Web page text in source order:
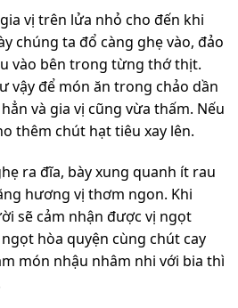
vị trên lửa nhỏ cho đến khi
chúng ta đổ càng ghẹ vào, đảo
vào bên trong từng thớ thịt.
vậy để món ăn trong chảo dần
và gia vị cũng vừa thấm. Nếu
thêm chút hạt tiêu xay lên.
ra đĩa, bày xung quanh ít rau
hương vị thơm ngon. Khi
sẽ cảm nhận được vị ngọt
hòa quyện cùng chút cay
món nhậu nhâm nhi với bia thì